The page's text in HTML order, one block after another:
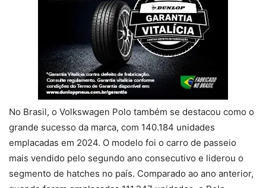
No Brasil, o Volkswagen Polo também se destacou como o
grande sucesso da marca, com 140.184 unidades
emplacadas em 2024. O modelo foi o carro de passeio
mais vendido pelo segundo ano consecutivo e liderou o
segmento de hatches no país. Comparado ao ano anterior,